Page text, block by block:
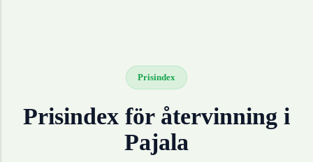
Prisindex
Prisindex för återvinning i
Pajala